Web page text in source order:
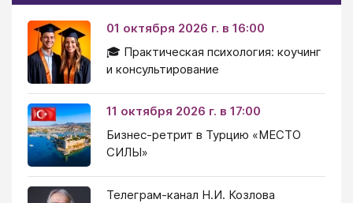
01 октября 2026 г. в 16:00
🎓 Практическая психология: коучинг
и консультирование
11 октября 2026 г. в 17:00
Бизнес-ретрит в Турцию «МЕСТО
СИЛЫ»
Телеграм-канал Н.И. Козлова